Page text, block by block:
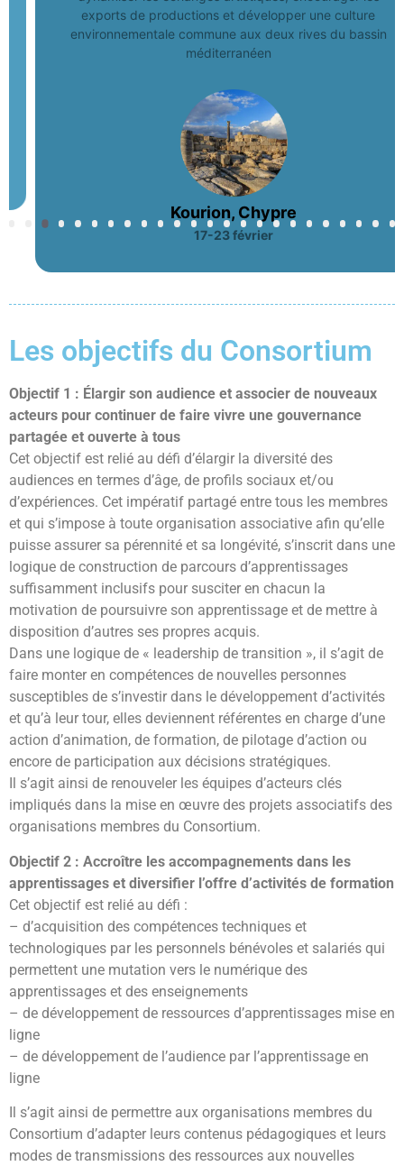
exports de productions et développer une culture
environnementale commune aux deux rives du bassin
méditerranéen
Kourion, Chypre
17-23 février
Les objectifs du Consortium
Objectif 1 : Élargir son audience et associer de nouveaux
acteurs pour continuer de faire vivre une gouvernance
partagée et ouverte à tous
Cet objectif est relié au défi d’élargir la diversité des
audiences en termes d’âge, de profils sociaux et/ou
d’expériences. Cet impératif partagé entre tous les membres
et qui s’impose à toute organisation associative afin qu’elle
puisse assurer sa pérennité et sa longévité, s’inscrit dans une
logique de construction de parcours d’apprentissages
suffisamment inclusifs pour susciter en chacun la
motivation de poursuivre son apprentissage et de mettre à
disposition d’autres ses propres acquis.
Dans une logique de « leadership de transition », il s’agit de
faire monter en compétences de nouvelles personnes
susceptibles de s’investir dans le développement d’activités
et qu’à leur tour, elles deviennent référentes en charge d’une
action d’animation, de formation, de pilotage d’action ou
encore de participation aux décisions stratégiques.
Il s’agit ainsi de renouveler les équipes d’acteurs clés
impliqués dans la mise en œuvre des projets associatifs des
organisations membres du Consortium.
Objectif 2 : Accroître les accompagnements dans les
apprentissages et diversifier l’offre d’activités de formation
Cet objectif est relié au défi :
– d’acquisition des compétences techniques et
technologiques par les personnels bénévoles et salariés qui
permettent une mutation vers le numérique des
apprentissages et des enseignements
– de développement de ressources d’apprentissages mise en
ligne
– de développement de l’audience par l’apprentissage en
ligne
Il s’agit ainsi de permettre aux organisations membres du
Consortium d’adapter leurs contenus pédagogiques et leurs
modes de transmissions des ressources aux nouvelles